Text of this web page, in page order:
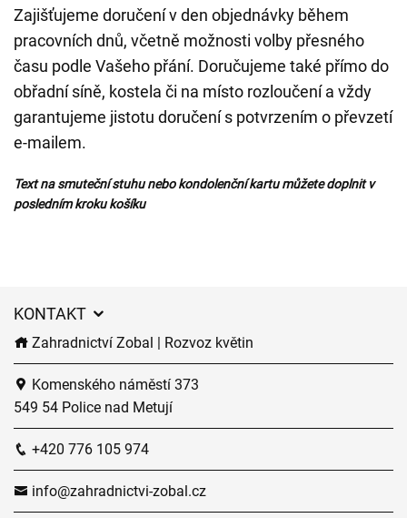
Zajišťujeme doručení v den objednávky během
pracovních dnů, včetně možnosti volby přesného
času podle Vašeho přání. Doručujeme také přímo do
obřadní síně, kostela či na místo rozloučení a vždy
garantujeme jistotu doručení s potvrzením o převzetí
e-mailem.
Text na smuteční stuhu nebo kondolenční kartu můžete doplnit v
posledním kroku košíku
KONTAKT
Zahradnictví Zobal | Rozvoz květin
Komenského náměstí 373
549 54 Police nad Metují
+420 776 105 974
info@zahradnictvi-zobal.cz